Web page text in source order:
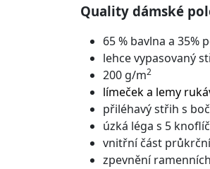
Quality dámské
65 % bavlna a 35%
lehce vypasovaný
200 g/m2
límeček a lemy
přiléhavý střih s
úzká léga s 5
vnitřní část
zpevnění